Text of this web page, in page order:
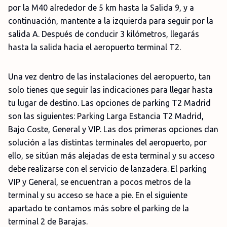
por la M40 alrededor de 5 km hasta la Salida 9, y a
continuación, mantente a la izquierda para seguir por la
salida A. Después de conducir 3 kilómetros, llegarás
hasta la salida hacia el aeropuerto terminal T2.
Una vez dentro de las instalaciones del aeropuerto, tan
solo tienes que seguir las indicaciones para llegar hasta
tu lugar de destino. Las opciones de parking T2 Madrid
son las siguientes: Parking Larga Estancia T2 Madrid,
Bajo Coste, General y VIP. Las dos primeras opciones dan
solución a las distintas terminales del aeropuerto, por
ello, se sitúan más alejadas de esta terminal y su acceso
debe realizarse con el servicio de lanzadera. El parking
VIP y General, se encuentran a pocos metros de la
terminal y su acceso se hace a pie. En el siguiente
apartado te contamos más sobre el parking de la
terminal 2 de Barajas.